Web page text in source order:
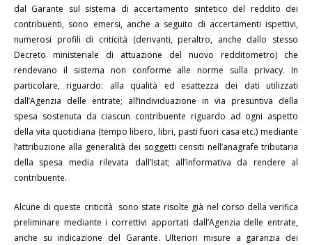
dal Garante sul sistema di accertamento sintetico del reddito dei
contribuenti, sono emersi, anche a seguito di accertamenti ispettivi,
numerosi profili di criticità (derivanti, peraltro, anche dallo stesso
Decreto ministeriale di attuazione del nuovo redditometro) che
rendevano il sistema non conforme alle norme sulla privacy. In
particolare, riguardo: alla qualità ed esattezza dei dati utilizzati
dall’Agenzia delle entrate; all’individuazione in via presuntiva della
spesa sostenuta da ciascun contribuente riguardo ad ogni aspetto
della vita quotidiana (tempo libero, libri, pasti fuori casa etc.) mediante
l’attribuzione alla generalità dei soggetti censiti nell’anagrafe tributaria
della spesa media rilevata dall’Istat; all’informativa da rendere al
contribuente.
Alcune di queste criticità sono state risolte già nel corso della verifica
preliminare mediante i correttivi apportati dall’Agenzia delle entrate,
anche su indicazione del Garante. Ulteriori misure a garanzia dei